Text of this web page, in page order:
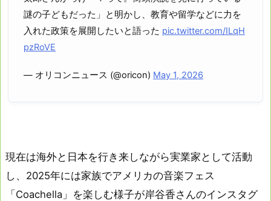
謎の子どもだった」と明かし、教育や留学などに力を
入れた政策を展開したいと語った pic.twitter.com/ILqH
pzRoVE
— オリコンニュース (@oricon) May 1, 2026
現在は海外と日本を行き来しながら実業家として活動
し、2025年には家族でアメリカの音楽フェス
「Coachella」を楽しむ様子が岸谷香さんのインスタグ